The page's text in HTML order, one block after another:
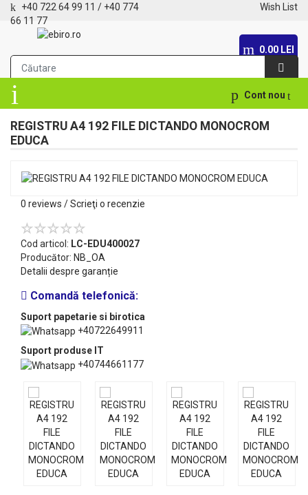
+40 722 64 99 11 / +40 774
66 11 77
Wish List
0.00 LEI
Cont nou
REGISTRU A4 192 FILE DICTANDO MONOCROM
EDUCA
0 reviews /Scrieţi o recenzie
Cod articol: LC-EDU400027
Producător: NB_OA
Detalii despre garanție
Comandă telefonică:
Suport papetarie si birotica
+40722649911
Suport produse IT
+40744661177